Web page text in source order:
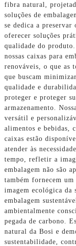
fibra natural,
soluções de
se dedica a preservar
oferecer soluções
qualidade do
nossas caixas para
renováveis, o que as
que buscam
qualidade e
proteger e proteger
armazenamento.
versátil e
alimentos e bebidas,
caixas estão
atender às
tempo, refletir a
embalagem não são
também fornecem
imagem ecológica da
embalagem
ambientalmente
pegada de carbono.
natural da Bosi e
sustentabilidade,